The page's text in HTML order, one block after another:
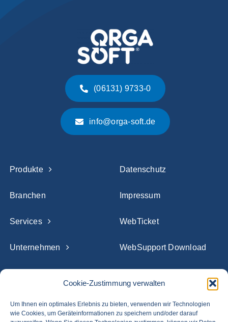
Cookie-Zustimmung verwalten
Um Ihnen ein optimales Erlebnis zu bieten, verwenden wir Technologien
wie Cookies, um Geräteinformationen zu speichern und/oder darauf
(06131) 9733-0
info@orga-soft.de
Produkte
Branchen
Services
Unternehmen
Datenschutz
Impressum
WebTicket
WebSupport Download